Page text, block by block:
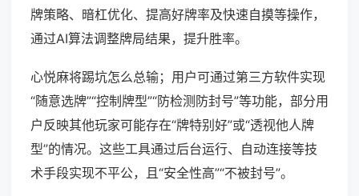
牌策略、暗杠优化、提高好牌率及快速自摸等操作，
通过AI算法调整牌局结果，提升胜率。
心悦麻将踢坑怎么总输；用户可通过第三方软件实现
“随意选牌”“控制牌型”“防检测防封号”等功能，部分用
户反映其他玩家可能存在“牌特别好”或“透视他人牌
型”的情况。这些工具通过后台运行、自动连接等技
术手段实现不平公，且“安全性高”“不被封号”。